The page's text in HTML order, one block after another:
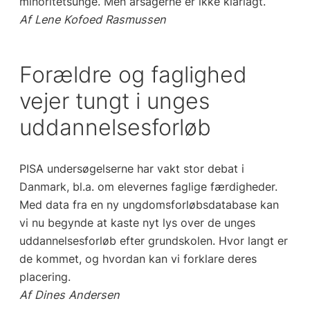
Af Lene Kofoed Rasmussen
Forældre og faglighed
vejer tungt i unges
uddannelsesforløb
PISA undersøgelserne har vakt stor debat i
Danmark, bl.a. om elevernes faglige færdigheder.
Med data fra en ny ungdomsforløbsdatabase kan
vi nu begynde at kaste nyt lys over de unges
uddannelsesforløb efter grundskolen. Hvor langt er
de kommet, og hvordan kan vi forklare deres
placering.
Af Dines Andersen